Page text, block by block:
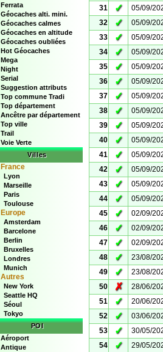
Ferrata
Géocaches alti. mini.
Géocaches calmes
Géocaches en altitude
Géocaches oubliées
Hot Géocaches
Mega
Night
Serial
Suggestion attributs
Top commune Tradi
Top département
Ancêtre par département
Top ville
Trail
Voie Verte
Villes
France
Lyon
Marseille
Paris
Toulouse
Europe
Amsterdam
Barcelone
Berlin
Bruxelles
Londres
Munich
Autres
New York
Seattle HQ
Séoul
Tokyo
POI
Aéroport
Antique
31
✓ 05/09/
32
✓ 05/09/
33
✓ 05/09/
34
✓ 05/09/
35
✓ 05/09/
36
✓ 05/09/
37
✓ 05/09/
38
✓ 05/09/
39
✓ 05/09/
40
✓ 05/09/
41
✓ 05/09/
42
✓ 05/09/
43
✓ 05/09/
44
✓ 05/09/
45
✓ 02/09/
46
✓ 02/09/
47
✓ 02/09/
48
✓ 23/08/
49
✓ 23/08/
50
✗ 28/06/
51
✓ 20/06/
52
✓ 03/06/
53
✓ 30/05/
54
✓ 29/05/